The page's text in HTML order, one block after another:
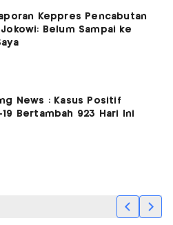
Keppres Pencabutan
Jokowi: Belum Sampai ke
News : Kasus Positif
Bertambah 923 Hari Ini